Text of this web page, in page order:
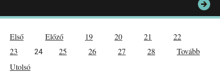
Első Előző 19 20 21
22
23
24 25 26 27 28
Tovább
Utolsó